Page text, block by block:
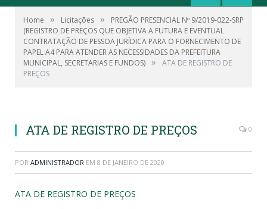
Home » Licitações »
PREGÃO PRESENCIAL Nº 9/2019-022-SRP
(REGISTRO DE PREÇOS QUE OBJETIVA A FUTURA E EVENTUAL
CONTRATAÇÃO DE PESSOA JURÍDICA PARA O FORNECIMENTO DE
PAPEL A4 PARA ATENDER AS NECESSIDADES DA PREFEITURA
MUNICIPAL, SECRETARIAS E FUNDOS) »
ATA DE REGISTRO DE
PREÇOS
ATA DE REGISTRO DE PREÇOS 0
POR ADMINISTRADOR EM 8 DE JANEIRO DE 2020
ATA DE REGISTRO DE PREÇOS